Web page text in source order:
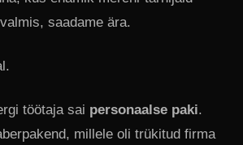
saadame ära.
töötaja sai personaalse paki.
millele oli trükitud firma